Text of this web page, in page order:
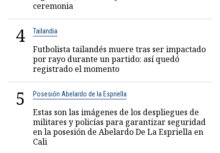
ceremonia
4 Tailandia
Futbolista tailandés muere tras ser impactado
por rayo durante un partido: así quedó
registrado el momento
5 Posesión Abelardo de la Espriella
Estas son las imágenes de los despliegues de
militares y policías para garantizar seguridad
en la posesión de Abelardo De La Espriella en
Cali